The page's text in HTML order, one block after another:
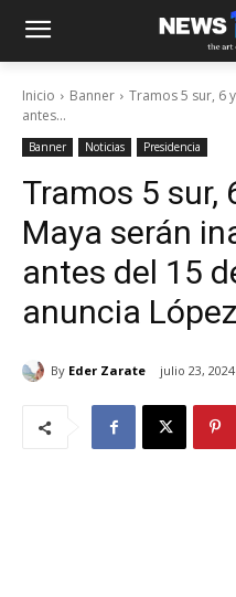
Inicio Banner
Tramos 5 sur, 6
antes...
Banner Noticias Presidencia
Tramos 5 sur,
Maya serán
antes del 15
anuncia
By Eder Zarate julio 23, 2024